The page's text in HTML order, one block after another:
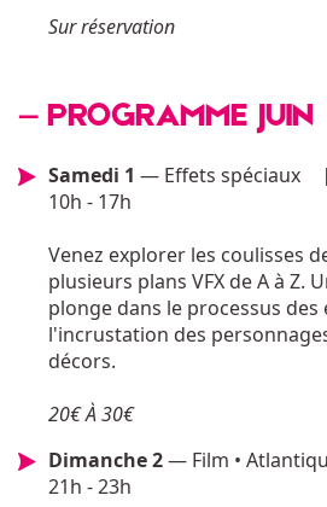
Sur réservation
— PROGRAMME JUIN
Samedi 1 — Effets spéciaux
10h - 17h
Venez explorer les coulisses
plusieurs plans VFX de A à Z.
plonge dans le processus des
l'incrustation des
décors.
20€ À 30€
Dimanche 2— Film •
21h - 23h